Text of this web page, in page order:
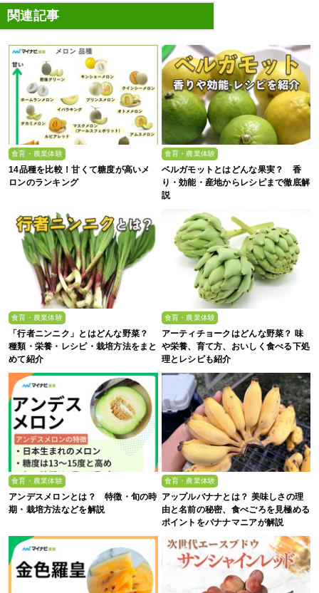
関連記事
食育・農業体験
14品種を比較！甘くて糖度が高いメ
ロンのランキング
食育・農業体験
ベルガモットとはどんな果実？ 香
り・効能・産地からレシピまで徹底解
説
食育・農業体験
「行者ニンニク」とはどんな野菜？
種類・栄養・レシピ・栽培方法をまと
めて紹介
食育・農業体験
アーティチョークはどんな野菜？ 味
や栄養、育て方、おいしく食べる下処
理とレシピも紹介
食育・農業体験
アンデスメロンとは？ 特徴・旬の時
期・栽培方法などを解説
食育・農業体験
アップルバナナとは？ 美味しさの理
由と名前の秘密、食べごろを見極める
ポイントをバナナマニアが解説